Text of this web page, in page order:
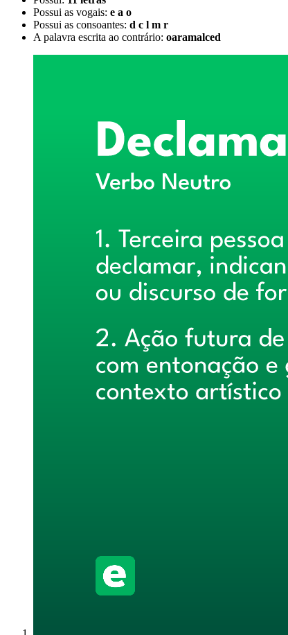
Possui as vogais: e a o
Possui as consoantes: d c l m r
A palavra escrita ao contrário: oaramalced